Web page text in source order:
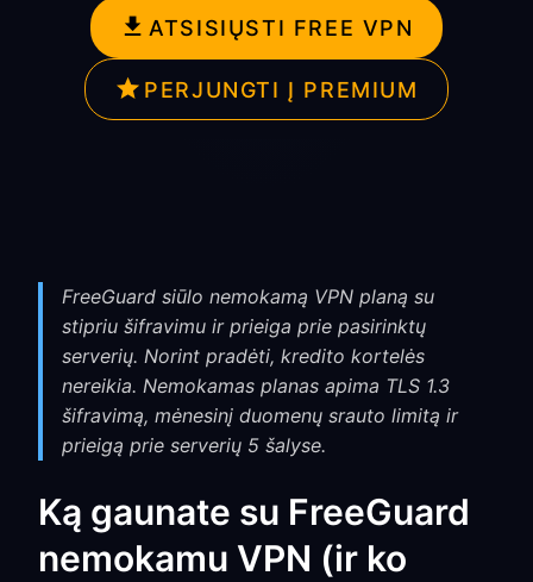
ATSISIŲSTI FREE VPN
PERJUNGTI Į PREMIUM
FreeGuard siūlo nemokamą VPN planą su
stipriu šifravimu ir prieiga prie pasirinktų
serverių. Norint pradėti, kredito kortelės
nereikia. Nemokamas planas apima TLS 1.3
šifravimą, mėnesinį duomenų srauto limitą ir
prieigą prie serverių 5 šalyse.
Ką gaunate su FreeGuard
nemokamu VPN (ir ko